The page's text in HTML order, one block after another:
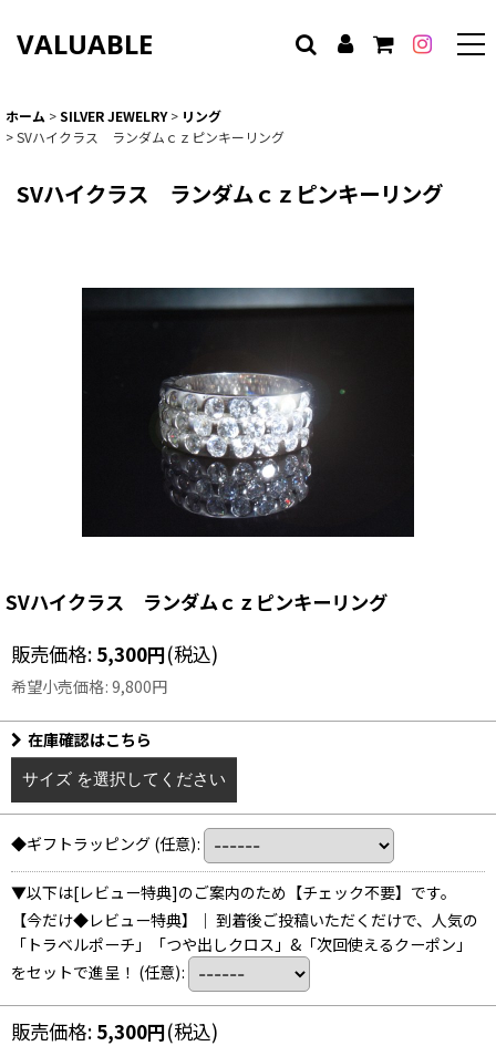
VALUABLE
ホーム >SILVER JEWELRY > リング
>SVハイクラス ランダムｃｚピンキーリング
SVハイクラス ランダムｃｚピンキーリング
SVハイクラス ランダムｃｚピンキーリング
販売価格: 5,300円(税込)
希望小売価格: 9,800円
在庫確認はこちら
サイズ を選択してください
◆ギフトラッピング (任意):
▼以下は[レビュー特典]のご案内のため【チェック不要】です。
【今だけ◆レビュー特典】｜ 到着後ご投稿いただくだけで、人気の
「トラベルポーチ」「つや出しクロス」&「次回使えるクーポン」
をセットで進呈！ (任意):
販売価格: 5,300円(税込)